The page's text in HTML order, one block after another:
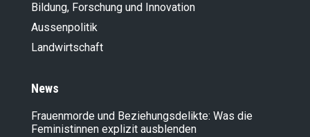
Bildung, Forschung und Innovation
Aussenpolitik
Landwirt­schaft
News
Frauenmorde und Beziehungsdelikte: Was die
Feministinnen explizit ausblenden